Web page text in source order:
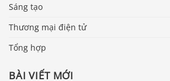
Sáng tạo
Thương mại điện tử
Tổng hợp
BÀI VIẾT MỚI